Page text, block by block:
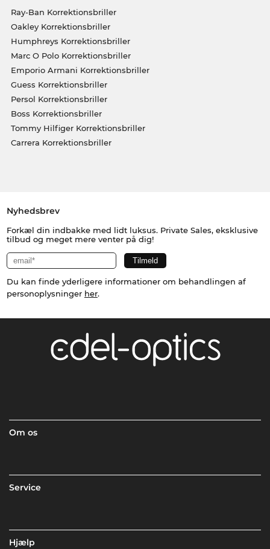
Ray-Ban Korrektionsbriller
Oakley Korrektionsbriller
Humphreys Korrektionsbriller
Marc O Polo Korrektionsbriller
Emporio Armani Korrektionsbriller
Guess Korrektionsbriller
Persol Korrektionsbriller
Boss Korrektionsbriller
Tommy Hilfiger Korrektionsbriller
Carrera Korrektionsbriller
Nyhedsbrev
Forkæl din indbakke med lidt luksus. Private Sales, eksklusive
tilbud og meget mere venter på dig!
Du kan finde yderligere informationer om behandlingen af
personoplysninger her.
Om os
Service
Hjælp